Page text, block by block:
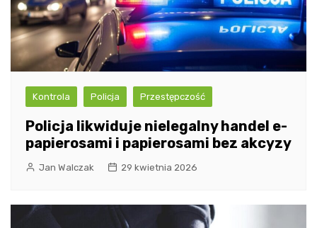
Kontrola Policja Przestępczość
Policja likwiduje nielegalny handel e-
papierosami i papierosami bez akcyzy
Jan Walczak 29 kwietnia 2026